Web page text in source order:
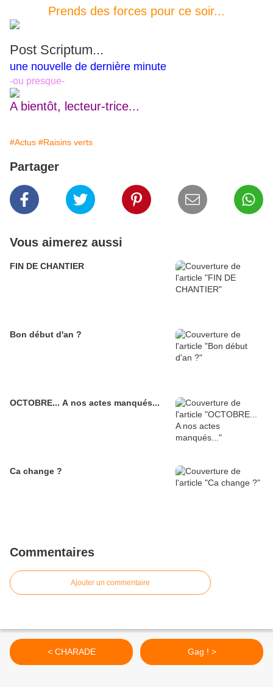
Prends des forces pour ce soir...
Post Scriptum...
une nouvelle de dernière minute
-ou presque-
A bientôt, lecteur-trice...
#Actus #Raisins verts
Partager
Vous aimerez aussi
FIN DE CHANTIER
Bon début d'an ?
OCTOBRE... A nos actes manqués...
Ca change ?
Commentaires
Ajouter un commentaire
< CHARADE Gag ! >